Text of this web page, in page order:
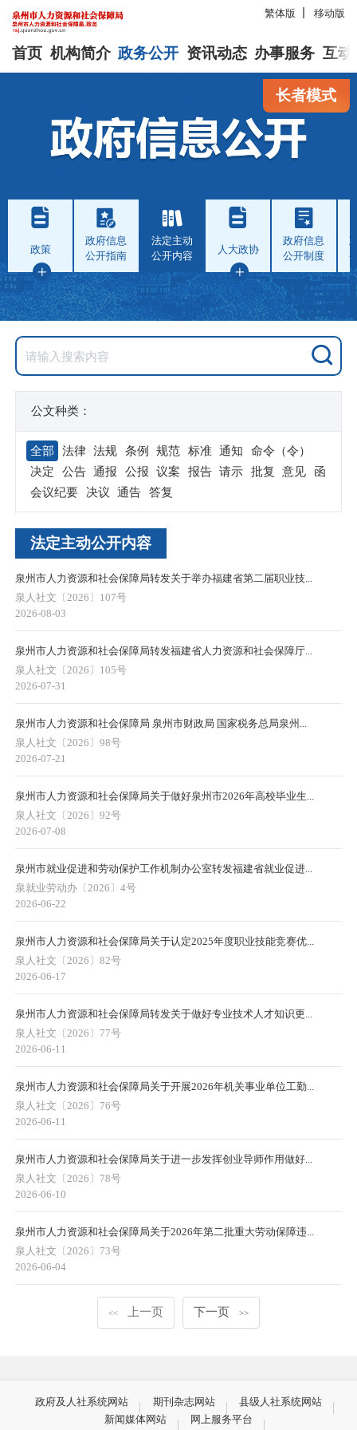
繁体版 移动版
首页 机构简介 政务公开 资讯动态 办事服务 互动
长者模式
政策
政府信息
公开指南
法定主动
公开内容
人大政协
政府信息
公开制度
公文种类：
全部 法律 法规 条例 规范 标准 通知
命令（令）
决定
公告 通报 公报 议案 报告 请示 批复 意见
函
会议纪要
决议 通告 答复
法定主动公开内容
泉州市人力资源和社会保障局转发关于举办福建省第二届职业技...
泉人社文〔2026〕107号
2026-08-03
泉州市人力资源和社会保障局转发福建省人力资源和社会保障厅...
泉人社文〔2026〕105号
2026-07-31
泉州市人力资源和社会保障局 泉州市财政局 国家税务总局泉州...
泉人社文〔2026〕98号
2026-07-21
泉州市人力资源和社会保障局关于做好泉州市2026年高校毕业生...
泉人社文〔2026〕92号
2026-07-08
泉州市就业促进和劳动保护工作机制办公室转发福建省就业促进...
泉就业劳动办〔2026〕4号
2026-06-22
泉州市人力资源和社会保障局关于认定2025年度职业技能竞赛优...
泉人社文〔2026〕82号
2026-06-17
泉州市人力资源和社会保障局转发关于做好专业技术人才知识更...
泉人社文〔2026〕77号
2026-06-11
泉州市人力资源和社会保障局关于开展2026年机关事业单位工勤...
泉人社文〔2026〕76号
2026-06-11
泉州市人力资源和社会保障局关于进一步发挥创业导师作用做好...
泉人社文〔2026〕78号
2026-06-10
泉州市人力资源和社会保障局关于2026年第二批重大劳动保障违...
泉人社文〔2026〕73号
2026-06-04
<< 上一页 下一页 >>
政府及人社系统网站 期刊杂志网站
县级人社系统网站
新闻媒体网站
网上服务平台